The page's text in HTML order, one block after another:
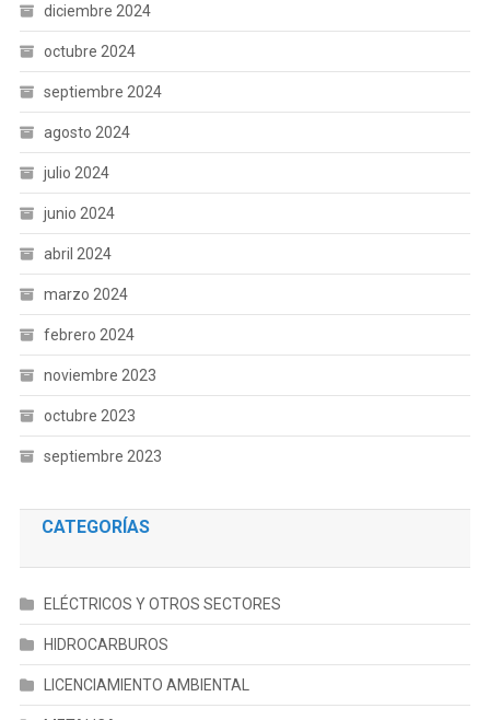
diciembre 2024
octubre 2024
septiembre 2024
agosto 2024
julio 2024
junio 2024
abril 2024
marzo 2024
febrero 2024
noviembre 2023
octubre 2023
septiembre 2023
CATEGORÍAS
ELÉCTRICOS Y OTROS SECTORES
HIDROCARBUROS
LICENCIAMIENTO AMBIENTAL